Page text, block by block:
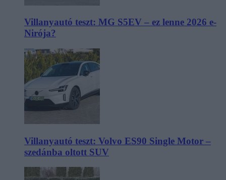
Villanyautó teszt: MG S5EV – ez lenne 2026 e-
Nirója?
Villanyautó teszt: Volvo ES90 Single Motor –
szedánba oltott SUV